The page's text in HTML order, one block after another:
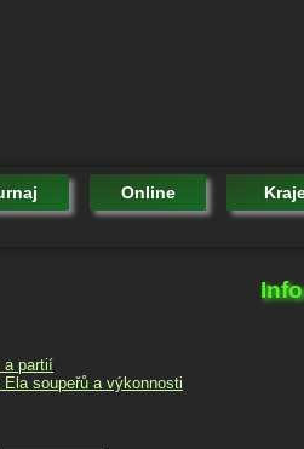
Online
a partií
Ela soupeřů a výkonnosti